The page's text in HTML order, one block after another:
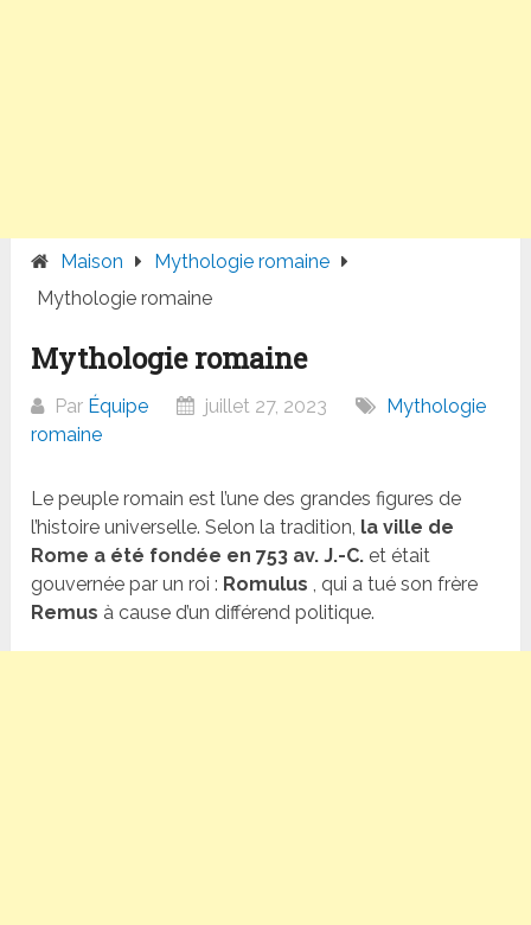
Maison
Mythologie romaine
Mythologie romaine
Mythologie romaine
Par Équipe juillet 27, 2023
Mythologie
romaine
Le peuple romain est l’une des grandes figures de
l’histoire universelle. Selon la tradition, la ville de
Rome a été fondée en 753 av. J.-C. et était
gouvernée par un roi : Romulus , qui a tué son frère
Remus à cause d’un différend politique.